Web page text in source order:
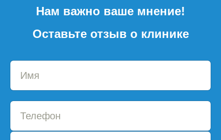
Нам важно ваше мнение!
Оставьте отзыв о клинике